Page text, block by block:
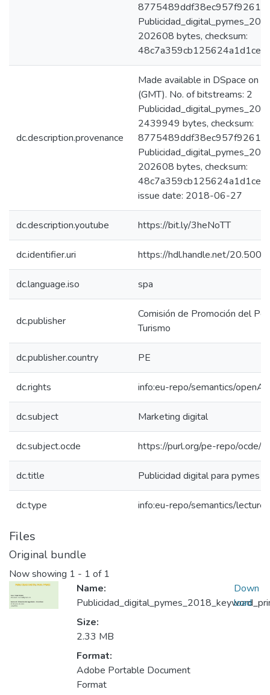
202608 bytes, checksum:
dc.description.provenance
Made available in DSpace
(GMT). No. of bitstreams: 2
2439949 bytes, checksum:
202608 bytes, checksum:
issue date: 2018-06-27
dc.description.youtube https://bit.ly/3heNoTT
dc.identifier.uri https://hdl.handle.net/
dc.language.iso spa
dc.publisher
Comisión de Promoción del
Turismo
dc.publisher.country PE
dc.rights info:eu-repo/semantics/
dc.subject Marketing digital
dc.subject.ocde https://purl.org/pe-repo/ocde/
dc.title Publicidad digital para pymes
dc.type info:eu-repo/semantics/lecture
Files
Original bundle
Now showing 1 - 1 of 1
Name:
Size:
2.33 MB
Format:
Adobe Portable Document
Format
Down
load